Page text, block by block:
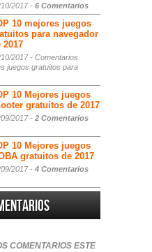
2017 - 6 Comentarios
10 mejores juegos
para navegador
2017
2017 - Comentarios
juegos gratuitos para
10 Mejores juegos
gratuitos de 2017
2017 - 2 Comentarios
10 Mejores juegos
gratuitos de 2017
2017 - 4 Comentarios
COMENTARIOS ESTE